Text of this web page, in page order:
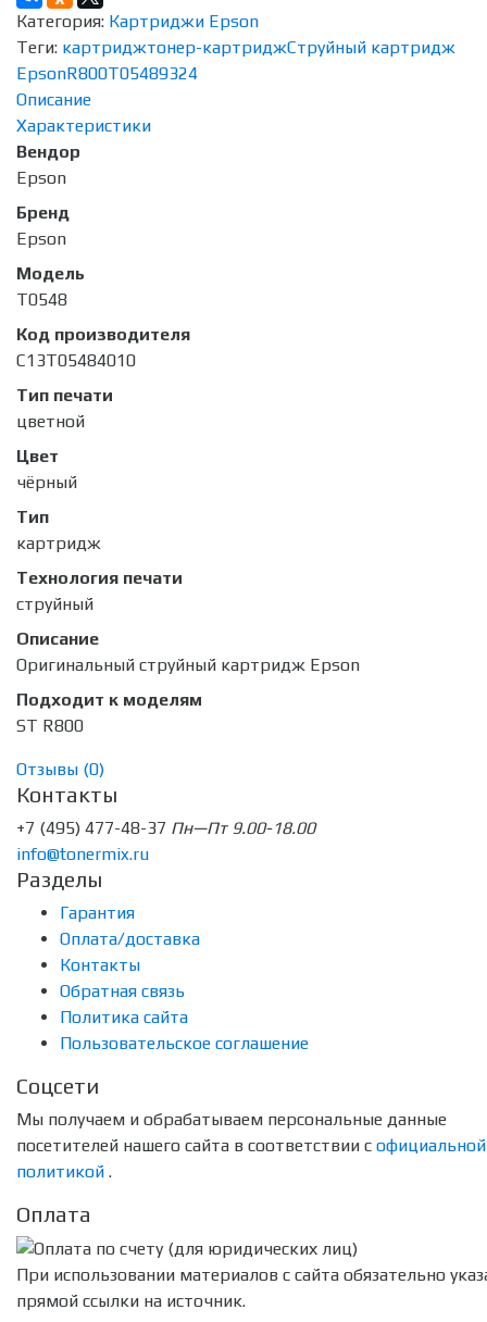
Категория: Картриджи Epson
Теги: картриджтонер-картриджСтруйный картридж
EpsonR800T05489324
Описание
Характеристики
Вендор
Epson
Бренд
Epson
Модель
T0548
Код производителя
C13T05484010
Тип печати
цветной
Цвет
чёрный
Тип
картридж
Технология печати
струйный
Описание
Оригинальный струйный картридж Epson
Подходит к моделям
ST R800
Отзывы (0)
Контакты
+7 (495) 477-48-37 Пн—Пт 9.00-18.00
info@tonermix.ru
Разделы
Гарантия
Оплата/доставка
Контакты
Обратная связь
Политика сайта
Пользовательское соглашение
Соцсети
Мы получаем и обрабатываем персональные данные
посетителей нашего сайта в соответствии с официальной
политикой .
Оплата
При использовании материалов с сайта обязательно
прямой ссылки на источник.